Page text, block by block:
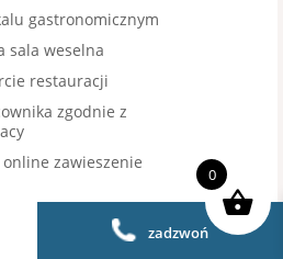
gastronomicznym
sala weselna
restauracji
zgodnie z
zawieszenie
zadzwoń
0